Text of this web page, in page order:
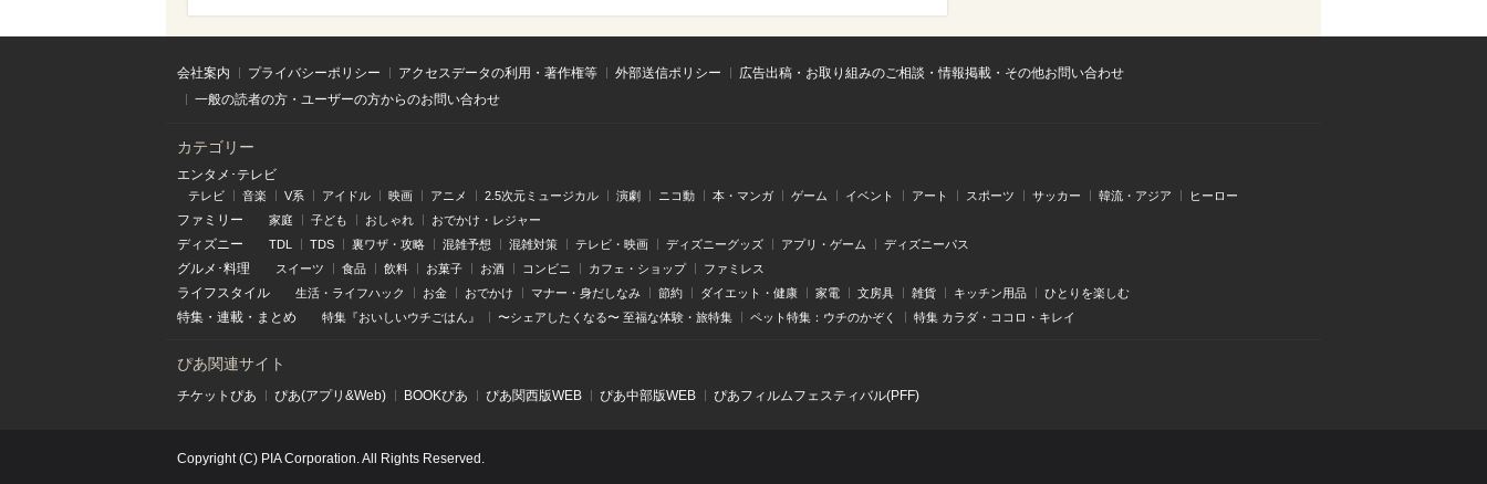
会社案内 プライバシーポリシー アクセスデータの利用・著作権等 外部送信ポリシー
広告出稿・お取り組みのご相談・情報掲載・その他お問い合わせ
一般の読者の方・ユーザーの方からのお問い合わせ
カテゴリー
エンタメ･テレビ
テレビ 音楽 V系 アイドル 映画 アニメ 2.5次元ミュージカル 演劇 ニコ動 本・マンガ ゲーム イベント アート スポーツ サッカー 韓流・アジア ヒーロー
ファミリー 家庭 子ども おしゃれ おでかけ・レジャー
ディズニー TDL TDS 裏ワザ・攻略 混雑予想 混雑対策 テレビ・映画 ディズニーグッズ アプリ・ゲーム ディズニーパス
グルメ･料理 スイーツ 食品 飲料 お菓子 お酒 コンビニ カフェ・ショップ ファミレス
ライフスタイル 生活・ライフハック お金 おでかけ マナー・身だしなみ 節約 ダイエット・健康 家電 文房具 雑貨 キッチン用品 ひとりを楽しむ
特集 ・ 連載 ・ まとめ 特集『おいしいウチごはん』 〜シェアしたくなる〜 至福な体験・旅特集 ペット特集：ウチのかぞく 特集 カラダ・ココロ・キレイ
ぴあ関連サイト
チケットぴあ ぴあ(アプリ&Web) BOOKぴあ ぴあ関⻄版WEB ぴあ中部版WEB ぴあフィルムフェスティバル(PFF)
Copyright (C) PIA Corporation. All Rights Reserved.